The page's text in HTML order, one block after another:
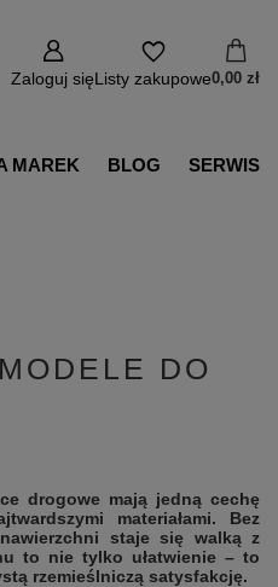
Zaloguj sięListy zakupowe0,00 zł
MAREK BLOG SERWIS
DO
drogowe mają jedną cechę
materiałami. Bez
staje się walką z
to nie tylko ułatwienie – to
rzemieślniczą satysfakcję.